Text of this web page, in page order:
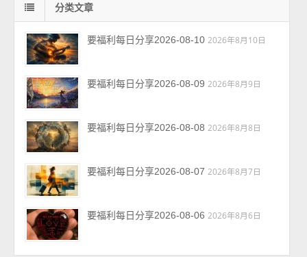
分类文章
要福利每日分享2026-08-10 2026年8月10日
要福利每日分享2026-08-09 2026年8月9日
要福利每日分享2026-08-08 2026年8月8日
要福利每日分享2026-08-07 2026年8月7日
要福利每日分享2026-08-06 2026年8月6日